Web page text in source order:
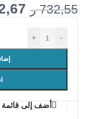
732,55 ر
-
+
أضف إلى قائمة